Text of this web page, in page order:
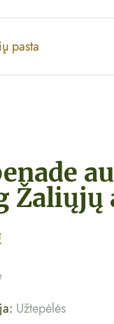
pasta
Žaliųjų
Užtepėlės